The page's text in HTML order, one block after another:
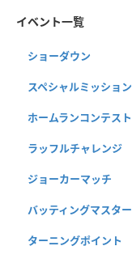
イベント一覧
ショーダウン
スペシャルミッション
ホームランコンテスト
ラッフルチャレンジ
ジョーカーマッチ
バッティングマスター
ターニングポイント